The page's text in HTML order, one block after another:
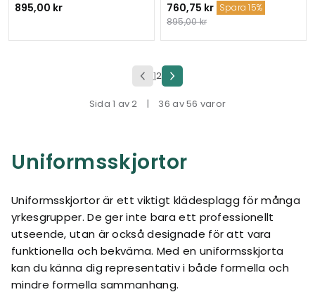
895,00 kr 760,75 kr Spara 15%
895,00 kr
12
Sida 1 av 2 | 36 av 56 varor
Uniformsskjortor
Uniformsskjortor är ett viktigt klädesplagg för många
yrkesgrupper. De ger inte bara ett professionellt
utseende, utan är också designade för att vara
funktionella och bekväma. Med en uniformsskjorta
kan du känna dig representativ i både formella och
mindre formella sammanhang.